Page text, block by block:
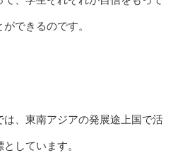
できるのです。
、東南アジアの発展途上国で活
しています。